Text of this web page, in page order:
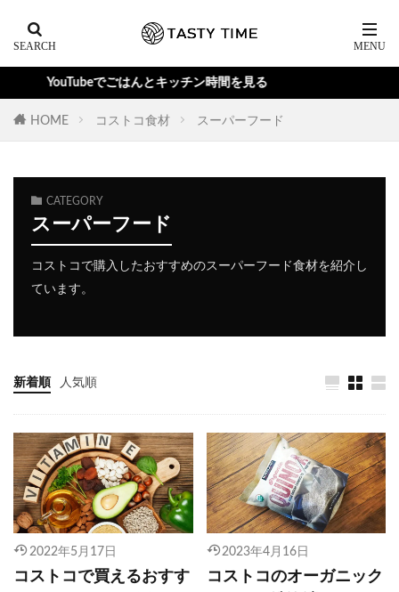
YouTubeでごはんとキッチン時間を見る
HOME コストコ食材 スーパーフード
CATEGORY
スーパーフード
コストコで購入したおすすめのスーパーフード食材を紹介し
ています。
新着順 人気順
2022年5月17日
コストコで買えるおすす
2023年4月16日
コストコのオーガニック